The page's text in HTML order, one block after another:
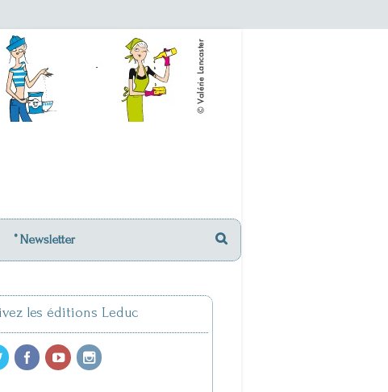
° Newsletter
les éditions Leduc